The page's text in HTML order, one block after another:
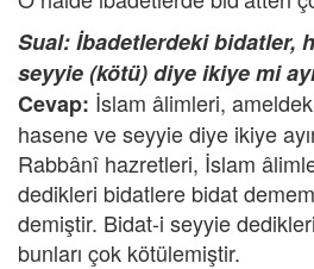
Sual: İbadetlerdeki bidatler,
seyyie (kötü) diye ikiye mi
Cevap: İslam âlimleri,
hasene ve seyyie diye ikiye
Rabbânî hazretleri, İslam
dedikleri bidatlere bidat
demiştir. Bidat-i seyyie
bunları çok kötülemiştir.